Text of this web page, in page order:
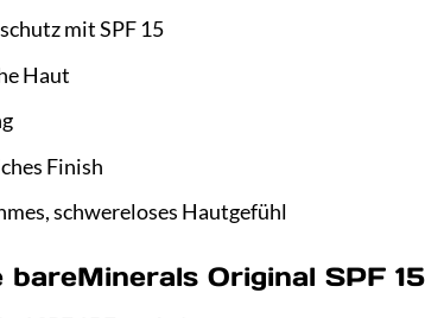
mit SPF 15
Haut
Finish
schwereloses Hautgefühl
Original SPF